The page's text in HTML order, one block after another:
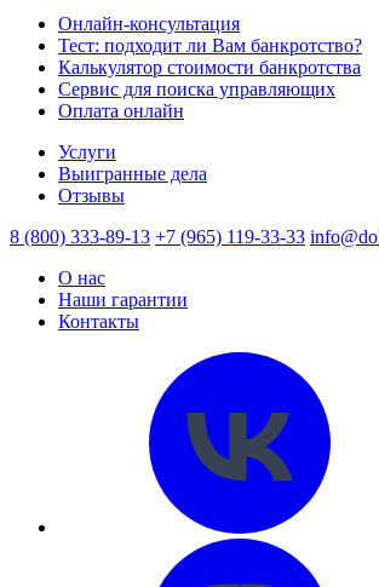
Онлайн-консультация
Тест: подходит ли Вам банкротство?
Калькулятор стоимости банкротства
Сервис для поиска управляющих
Оплата онлайн
Услуги
Выигранные дела
Отзывы
8 (800) 333-89-13 +7 (965) 119-33-33
О нас
Наши гарантии
Контакты